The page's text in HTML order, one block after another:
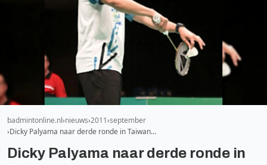
badmintonline.nl nieuws 2011 september
Dicky Palyama naar derde ronde in Taiwan…
Dicky Palyama naar derde ronde in